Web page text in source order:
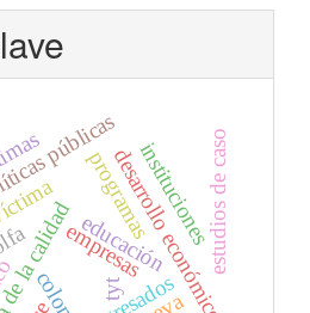
educación
desarrollo económico
públicas
tyt
instituciones
programas
empresas estudios de caso